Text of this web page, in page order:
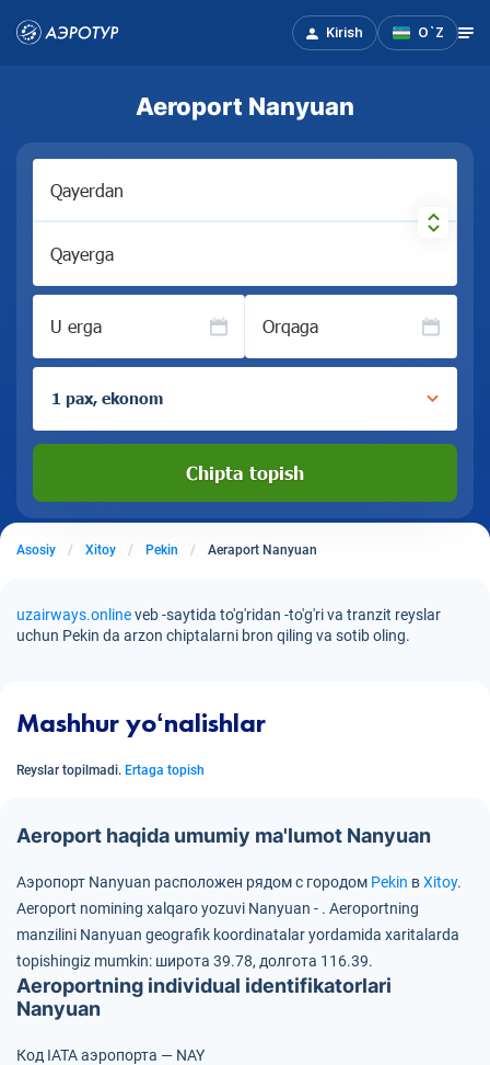
Kirish O`Z
Aeroport Nanyuan
Qayerdan
Qayerga
U erga Orqaga
1 pax, ekonom
Chipta topish
Asosiy Xitoy Pekin Aeraport Nanyuan
uzairways.onlineveb -saytida to'g'ridan -to'g'ri va tranzit reyslar
uchun Pekin da arzon chiptalarni bron qiling va sotib oling.
Mashhur yoʻnalishlar
Reyslar topilmadi. Ertaga topish
Aeroport haqida umumiy ma'lumot Nanyuan
Аэропорт Nanyuan расположен рядом с городом Pekin вXitoy.
Aeroport nomining xalqaro yozuvi Nanyuan - . Aeroportning
manzilini Nanyuan geografik koordinatalar yordamida xaritalarda
topishingiz mumkin: широта 39.78, долгота 116.39.
Aeroportning individual identifikatorlari
Nanyuan
Код IATA аэропорта — NAY